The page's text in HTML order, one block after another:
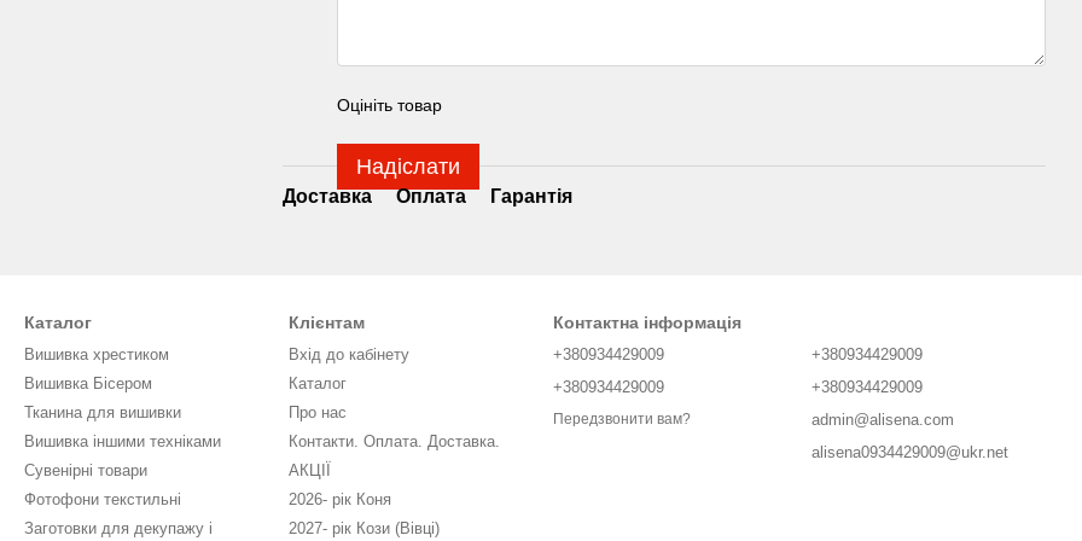
Оцініть товар
Надіслати
Доставка Оплата Гарантія
Каталог
Вишивка хрестиком
Вишивка Бісером
Тканина для вишивки
Вишивка іншими техніками
Сувенірні товари
Фотофони текстильні
Заготовки для декупажу і
Клієнтам
Вхід до кабінету
Каталог
Про нас
Контакти. Оплата. Доставка.
АКЦІЇ
2026- рік Коня
2027- рік Кози (Вівці)
Контактна інформація
+380934429009
+380934429009
Передзвонити вам?
+380934429009
+380934429009
admin@alisena.com
alisena0934429009@ukr.net